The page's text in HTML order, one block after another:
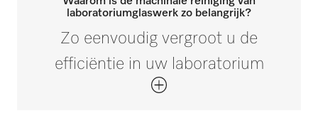
laboratoriumglaswerk zo belangrijk?
Zo eenvoudig vergroot u de
efficiëntie in uw laboratorium